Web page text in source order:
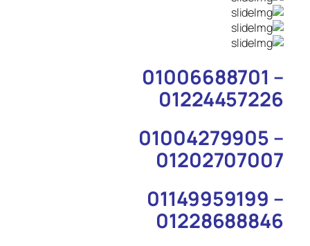
01006688701 –
01224457226
01004279905 –
01202707007
01149959199 –
01228688846